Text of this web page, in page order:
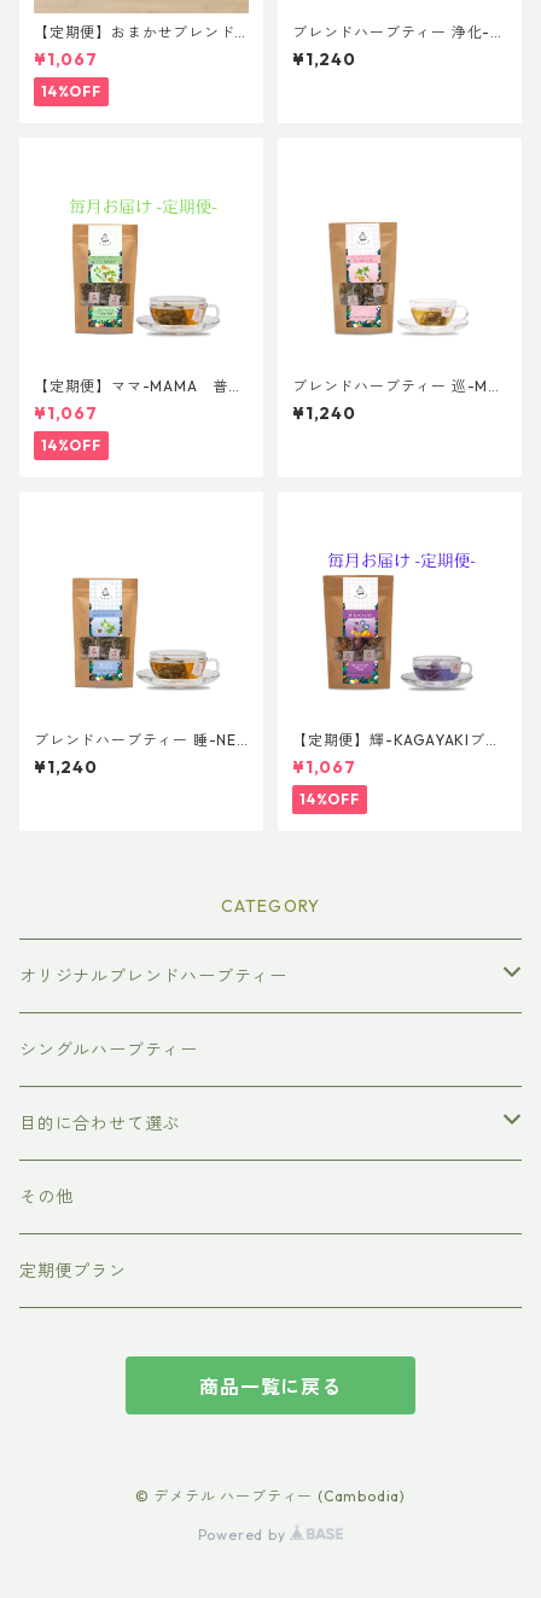
【定期便】おまかせブレンド
便
¥1,067
14%OFF
ブレンドハーブティー 浄化-J
OUKA 普通サイズ
¥1,240
【定期便】ママ-MAMA 普通
サイズ
¥1,067
14%OFF
ブレンドハーブティー 巡-ME
GURI 普通サイズ
¥1,240
ブレンドハーブティー 睡-NE
MURI 普通サイズ
¥1,240
【定期便】輝-KAGAYAKIブレ
ンド 普通サイズ
¥1,067
14%OFF
CATEGORY
オリジナルブレンドハーブティー
普通サイズ（ティーバッグ10個入り）
ラージサイズ（ティーバッグ30個入り）
スモールサイズ（ティーバッグ3個入り）
シングルハーブティー
目的に合わせて選ぶ
リラックス
美容
その他
定期便プラン
商品一覧に戻る
© デメテル ハーブティー (Cambodia)
Powered by